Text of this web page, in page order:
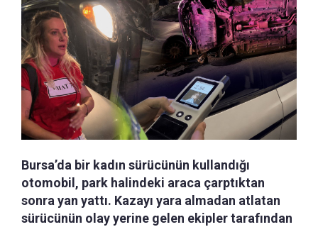
Bursa’da bir kadın sürücünün kullandığı
otomobil, park halindeki araca çarptıktan
sonra yan yattı. Kazayı yara almadan atlatan
sürücünün olay yerine gelen ekipler tarafından